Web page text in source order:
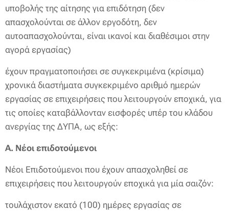
υποβολής της αίτησης για επιδότηση (δεν
απασχολούνται σε άλλον εργοδότη, δεν
αυτοαπασχολούνται, είναι ικανοί και διαθέσιμοι στην
αγορά εργασίας)
έχουν πραγματοποιήσει σε συγκεκριμένα (κρίσιμα)
χρονικά διαστήματα συγκεκριμένο αριθμό ημερών
εργασίας σε επιχειρήσεις που λειτουργούν εποχικά, για
τις οποίες καταβάλλονταν εισφορές υπέρ του κλάδου
ανεργίας της ΔΥΠΑ, ως εξής:
Α. Νέοι επιδοτούμενοι
Νέοι Επιδοτούμενοι που έχουν απασχοληθεί σε
επιχειρήσεις που λειτουργούν εποχικά για μία σαιζόν:
τουλάχιστον εκατό (100) ημέρες εργασίας σε